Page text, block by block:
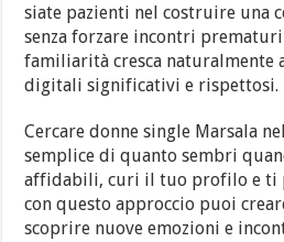
siate pazienti nel costruire una
senza forzare incontri prematuri
familiarità cresca naturalmente
digitali significativi e rispettosi.
Cercare donne single Marsala
semplice di quanto sembri
affidabili, curi il tuo profilo e ti
con questo approccio puoi
scoprire nuove emozioni e